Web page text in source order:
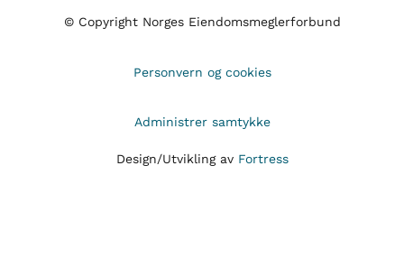
© Copyright Norges Eiendomsmeglerforbund
Personvern og cookies
Administrer samtykke
Design/Utvikling av Fortress